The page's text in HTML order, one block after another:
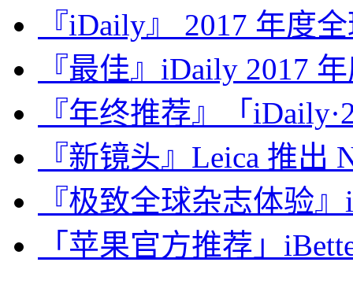
『iDaily』 2017 年度
『最佳』iDaily 2017
『年终推荐』「
『新镜头』Leica 推出
『极致全球杂志体验
「苹果官方推荐」